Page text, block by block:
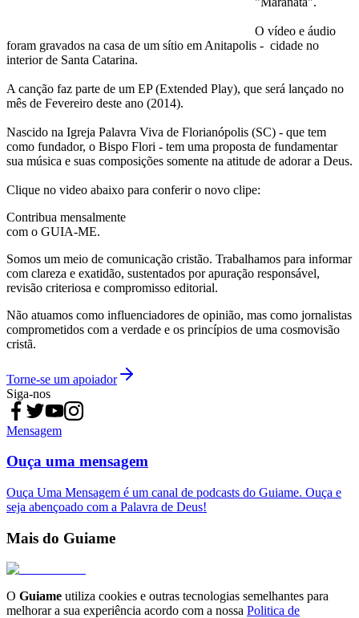
O vídeo e áudio
foram gravados na casa de um sítio em Anitapolis - cidade no
interior de Santa Catarina.
A canção faz parte de um EP (Extended Play), que será lançado no
mês de Fevereiro deste ano (2014).
Nascido na Igreja Palavra Viva de Florianópolis (SC) - que tem
como fundador, o Bispo Flori - tem uma proposta de fundamentar
sua música e suas composições somente na atitude de adorar a Deus.
Clique no video abaixo para conferir o novo clipe:
Contribua mensalmente
com o GUIA-ME.
Somos um meio de comunicação cristão. Trabalhamos para informar
com clareza e exatidão, sustentados por apuração responsável,
revisão criteriosa e compromisso editorial.
Não atuamos como influenciadores de opinião, mas como jornalistas
comprometidos com a verdade e os princípios de uma cosmovisão
cristã.
Torne-se um apoiador
Siga-nos
Mensagem
Ouça uma mensagem
Ouça Uma Mensagem é um canal de podcasts do Guiame. Ouça e
seja abençoado com a Palavra de Deus!
Mais do Guiame
O Guiame utiliza cookies e outras tecnologias semelhantes para
melhorar a sua experiência acordo com a nossa Politica de